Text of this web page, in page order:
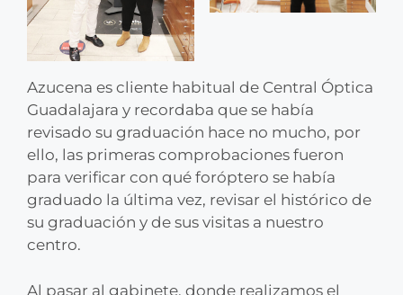
Azucena es cliente habitual de Central Óptica
Guadalajara y recordaba que se había
revisado su graduación hace no mucho, por
ello, las primeras comprobaciones fueron
para verificar con qué foróptero se había
graduado la última vez, revisar el histórico de
su graduación y de sus visitas a nuestro
centro.
Al pasar al gabinete, donde realizamos el